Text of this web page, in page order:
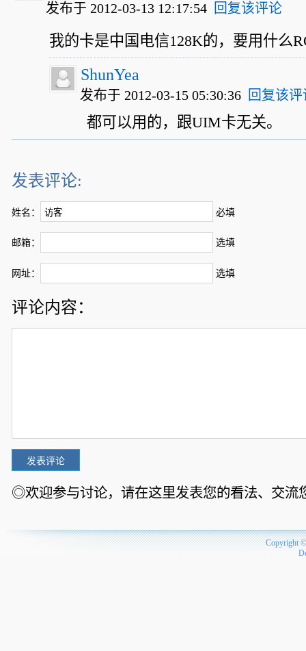
发布于 2012-03-13 12:17:54 回复该评论
我的卡是中国电信128K的，要用什么
ShunYea
发布于 2012-03-15 05:30:36 回复该评
都可以用的，跟UIM卡无关。
发表评论:
姓名： 必填
邮箱： 选填
网址： 选填
评论内容：
◎欢迎参与讨论，请在这里发表您的看法、交流
Copyright